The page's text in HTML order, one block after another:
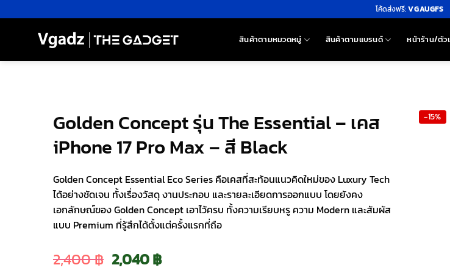
ไป
โค้ดส่งฟรี:VGAUGFS
สินค้าตามหมวดหมู่ สินค้าตามแบรนด์ หน้าร้าน/ตัว
Golden Concept รุ่น The Essential – เคส
iPhone 17 Pro Max – สี Black
Golden Concept Essential Eco Series คือเคสที่สะท้อนแนวคิดใหม่ของ Luxury Tech
ได้อย่างชัดเจน ทั้งเรื่องวัสดุ งานประกอบ และรายละเอียดการออกแบบ โดยยังคง
เอกลักษณ์ของ Golden Concept เอาไว้ครบ ทั้งความเรียบหรู ความ Modern และสัมผัส
แบบ Premium ที่รู้สึกได้ตั้งแต่ครั้งแรกที่ถือ
2,400฿ Original
2,040฿Current
-15%